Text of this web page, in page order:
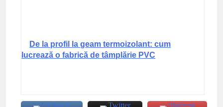
De la profil la geam termoizolant: cum
lucrează o fabrică de tâmplărie PVC